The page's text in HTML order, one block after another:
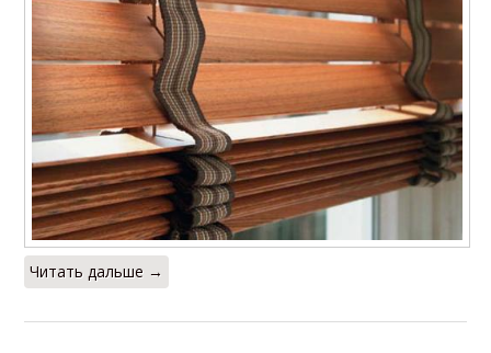
Читать дальше →